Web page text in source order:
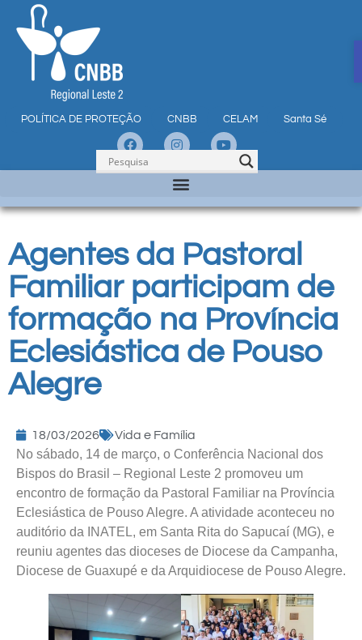
POLÍTICA DE PROTEÇÃO CNBB CELAM Santa Sé
Agentes da Pastoral
Familiar participam de
formação na Província
Eclesiástica de Pouso
Alegre
18/03/2026 Vida e Família
No sábado, 14 de março, o Conferência Nacional dos
Bispos do Brasil – Regional Leste 2 promoveu um
encontro de formação da Pastoral Familiar na Província
Eclesiástica de Pouso Alegre. A atividade aconteceu no
auditório da INATEL, em Santa Rita do Sapucaí (MG), e
reuniu agentes das dioceses de Diocese da Campanha,
Diocese de Guaxupé e da Arquidiocese de Pouso Alegre.